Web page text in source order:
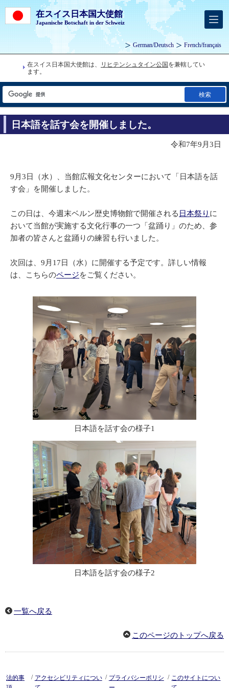
在スイス日本国大使館
Japanische Botschaft in der Schweiz
German/Deutsch French/français
在スイス日本国大使館は、 リヒテンシュタイン公国 を兼轄してい
ます。
検索
日本語を話す会を開催しました。
令和7年9月3日
日本語を話す会の様子1
日本語を話す会の様子2
9月3日（水）、当館広報文化センターにおいて「日本語を話
す会」を開催しました。
この日は、今週末ベルン歴史博物館で開催される 日本祭り に
おいて当館が実施する文化行事の一つ「盆踊り」のため、参
加者の皆さんと盆踊りの練習も行いました。
次回は、9月17日（水）に開催する予定です。詳しい情報
は、こちらのページをご覧ください。
一覧へ戻る
このページのトップへ戻る
法的事
/ アクセシビリティについ / プライバシーポリシ
/ このサイトについ